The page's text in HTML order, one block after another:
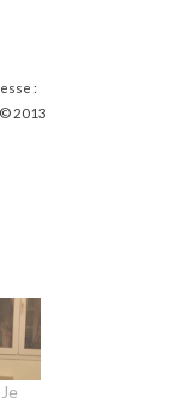
:
2013